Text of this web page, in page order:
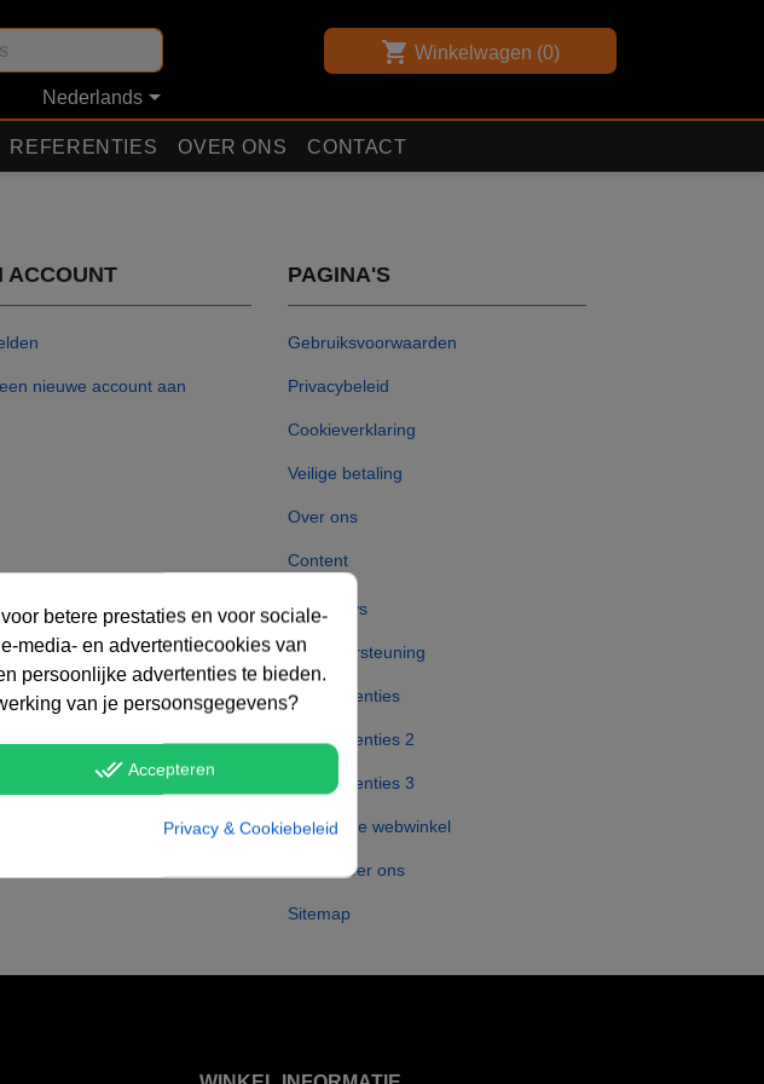
Nederlands
shopping_cart Winkelwagen (0)
REFERENTIES OVER ONS CONTACT
ACCOUNT
nieuwe account aan
PAGINA'S
Gebruiksvoorwaarden
Privacybeleid
Cookieverklaring
Veilige betaling
Over ons
Content
Nieuws
Ondersteuning
Referenties
Referenties 2
Referenties 3
Over onze webwinkel
Contacteer ons
Sitemap
betere prestaties en voor sociale-
media- en advertentiecookies van
persoonlijke advertenties te bieden.
van je persoonsgegevens?
done_all Accepteren
Privacy & Cookiebeleid